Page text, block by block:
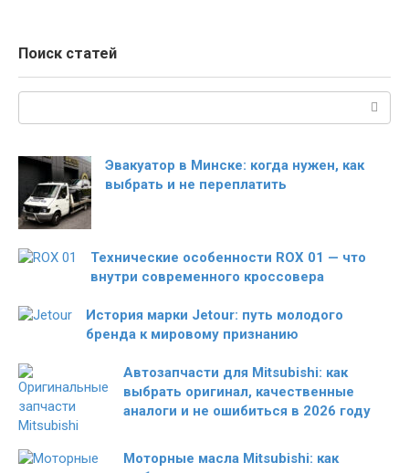
Поиск статей
Эвакуатор в Минске: когда нужен, как
выбрать и не переплатить
Технические особенности ROX 01 — что
внутри современного кроссовера
История марки Jetour: путь молодого
бренда к мировому признанию
Автозапчасти для Mitsubishi: как
выбрать оригинал, качественные
аналоги и не ошибиться в 2026 году
Моторные масла Mitsubishi: как